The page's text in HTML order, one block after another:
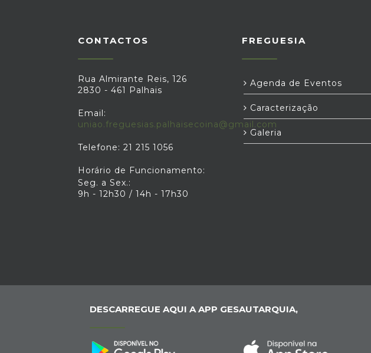
CONTACTOS
Rua Almirante Reis, 126
2830 - 461 Palhais
Email:
uniao.freguesias.palhaisecoina@gmail.com
Telefone: 21 215 1056
Horário de Funcionamento:
Seg. a Sex.:
9h - 12h30 / 14h - 17h30
FREGUESIA
Agenda de Eventos
Caracterização
Galeria
DESCARREGUE AQUI A APP GESAUTARQUIA,